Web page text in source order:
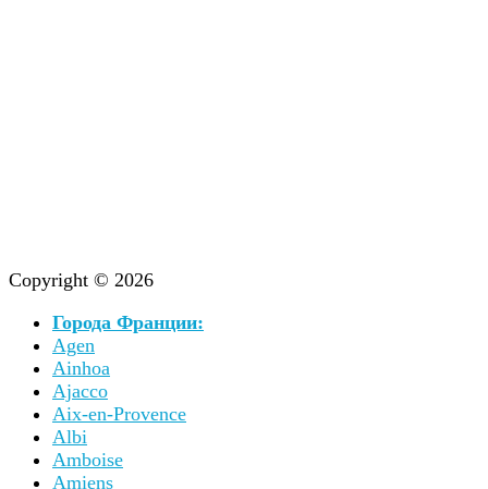
Copyright © 2026
Города Франции:
Agen
Ainhoa
Ajacco
Aix-en-Provence
Albi
Amboise
Amiens